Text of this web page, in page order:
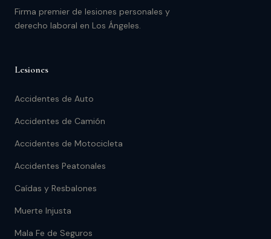
Firma premier de lesiones personales y
derecho laboral en Los Ángeles.
Lesiones
Accidentes de Auto
Accidentes de Camión
Accidentes de Motocicleta
Accidentes Peatonales
Caídas y Resbalones
Muerte Injusta
Mala Fe de Seguros